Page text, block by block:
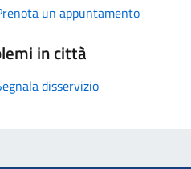
un appuntamento
in città
disservizio